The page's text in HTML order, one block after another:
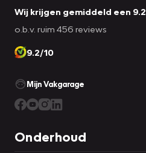
Wij krijgen gemiddeld een 9.2
o.b.v. ruim 456 reviews
9.2/10
Mijn Vakgarage
Onderhoud